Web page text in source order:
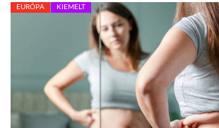
TROPICALMAGAZIN
GLOBOTV
AFRIKA TUDÁSTÁR
EURÓPA KIEMELT